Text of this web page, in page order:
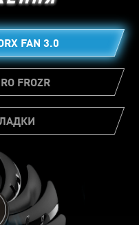
FAN 3.0
FROZR
дозволяє
передавати
для